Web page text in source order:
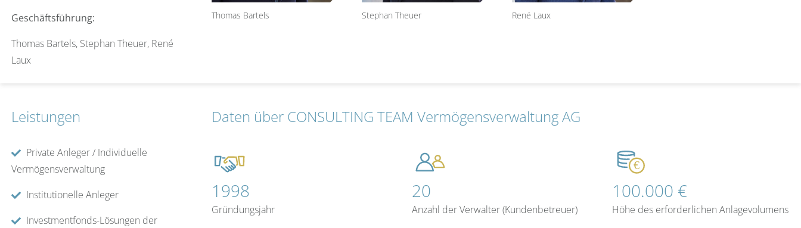
Geschäftsführung:
Thomas Bartels, Stephan Theuer, René
Laux
Thomas Bartels Stephan Theuer René Laux
Leistungen
Private Anleger / Individuelle
Vermögensverwaltung
Institutionelle Anleger
Investmentfonds-Lösungen der
Daten über CONSULTING TEAM Vermögensverwaltung AG
1998
Gründungsjahr
20
Anzahl der Verwalter (Kundenbetreuer)
100.000 €
Höhe des erforderlichen Anlagevolumens